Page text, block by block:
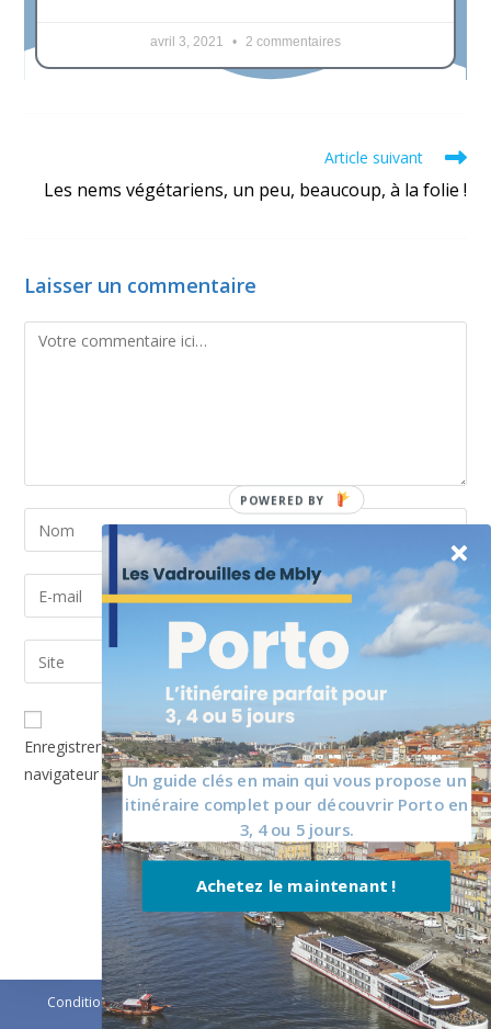
avril 3, 2021 2 commentaires
Article suivant
Les nems végétariens, un peu, beaucoup, à la folie !
Laisser un commentaire
Enregistrer mon nom, mon e-mail et mon site dans le
navigateur pour mon prochain commentaire.
Conditions générales de vente
Politique de confidentialité
Contacts
Un guide clés en main qui vous propose un
itinéraire complet pour découvrir Porto en
3, 4 ou 5 jours.
Achetez le maintenant !